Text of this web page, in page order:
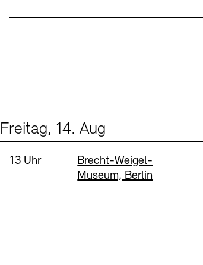
Freitag, 14. Aug
Uhrzeit:
13 Uhr Standort
Brecht-Weigel-
Museum, Berlin